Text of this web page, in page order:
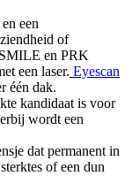
een
of
en PRK
een laser. Eyescan
één dak.
kandidaat is voor
wordt een
dat permanent in
of een dun